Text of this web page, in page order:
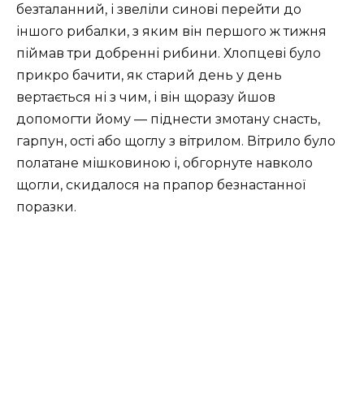
безталанний, і звеліли синові перейти до
іншого рибалки, з яким він першого ж тижня
піймав три добренні рибини. Хлопцеві було
прикро бачити, як старий день у день
вертається ні з чим, і він щоразу йшов
допомогти йому — піднести змотану снасть,
гарпун, ості або щоглу з вітрилом. Вітрило було
полатане мішковиною і, обгорнуте навколо
щогли, скидалося на прапор безнастанної
поразки.